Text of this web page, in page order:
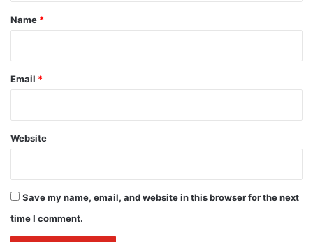
*
Name *
Email *
Website
Save my name, email, and website in this browser for the next
time I comment.